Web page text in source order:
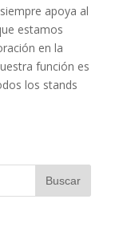
apoya al
estamos
en la
función es
los stands